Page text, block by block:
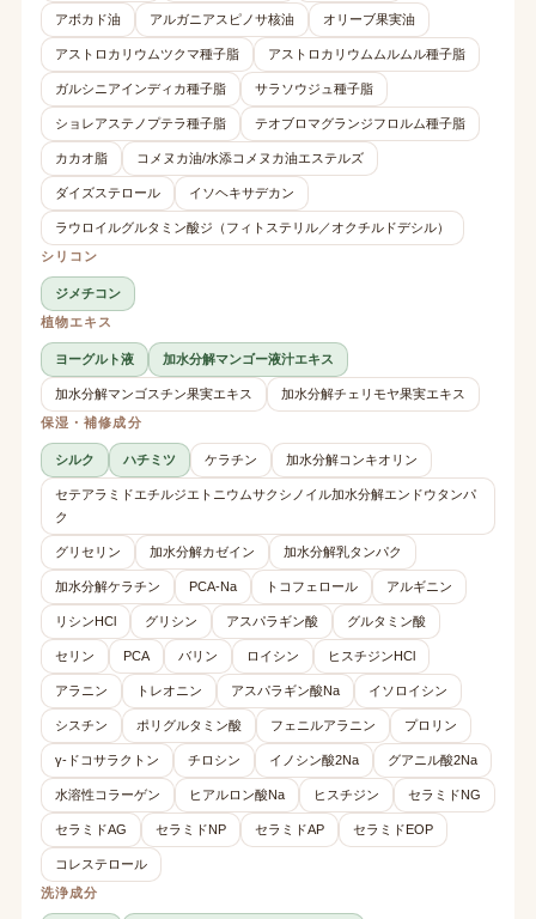
アボカド油 アルガニアスピノサ核油 オリーブ果実油
アストロカリウムツクマ種子脂 アストロカリウムムルムル種子脂
ガルシニアインディカ種子脂 サラソウジュ種子脂
ショレアステノプテラ種子脂 テオブロマグランジフロルム種子脂
カカオ脂 コメヌカ油/水添コメヌカ油エステルズ
ダイズステロール イソヘキサデカン
ラウロイルグルタミン酸ジ（フィトステリル／オクチルドデシル）
シリコン
ジメチコン
植物エキス
ヨーグルト液 加水分解マンゴー液汁エキス
加水分解マンゴスチン果実エキス
加水分解チェリモヤ果実エキス
保湿・補修成分
シルク ハチミツ ケラチン 加水分解コンキオリン
セテアラミドエチルジエトニウムサクシノイル加水分解エンドウタンパ
ク
グリセリン 加水分解カゼイン 加水分解乳タンパク
加水分解ケラチン PCA-Na トコフェロール アルギニン
リシンHCl グリシン アスパラギン酸 グルタミン酸
セリン PCA バリン ロイシン ヒスチジンHCl
アラニン トレオニン アスパラギン酸Na イソロイシン
シスチン ポリグルタミン酸 フェニルアラニン プロリン
γ-ドコサラクトン チロシン イノシン酸2Na グアニル酸2Na
水溶性コラーゲン ヒアルロン酸Na ヒスチジン セラミドNG
セラミドAG セラミドNP セラミドAP セラミドEOP
コレステロール
洗浄成分